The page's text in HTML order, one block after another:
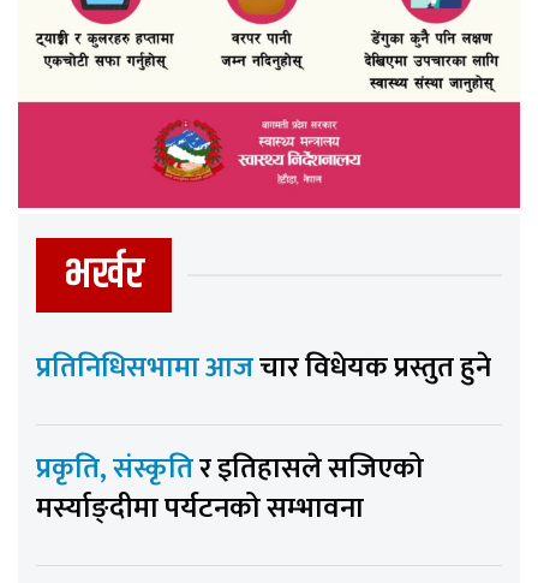
भर्खर
प्रतिनिधिसभामा आजचार विधेयक प्रस्तुत हुने
प्रकृति, संस्कृतिर इतिहासले सजिएको
मर्स्याङ्दीमा पर्यटनको सम्भावना